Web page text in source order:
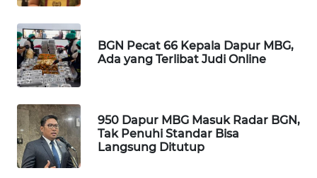
BGN Pecat 66 Kepala Dapur MBG,
Ada yang Terlibat Judi Online
950 Dapur MBG Masuk Radar BGN,
Tak Penuhi Standar Bisa
Langsung Ditutup
WAHANA
UMKM
WAHANA
WAHANA
PERSONA